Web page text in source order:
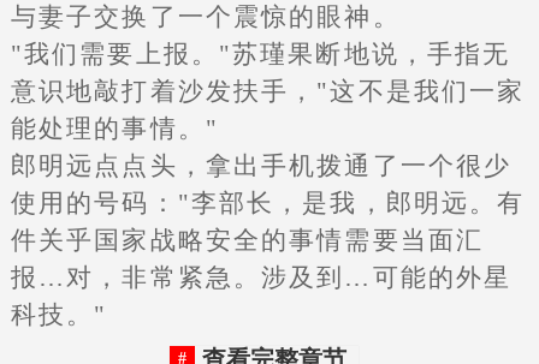
与妻子交换了一个震惊的眼神。
"我们需要上报。"苏瑾果断地说，手指无
意识地敲打着沙发扶手，"这不是我们一家
能处理的事情。"
郎明远点点头，拿出手机拨通了一个很少
使用的号码："李部长，是我，郎明远。有
件关乎国家战略安全的事情需要当面汇
报…对，非常紧急。涉及到…可能的外星
科技。"